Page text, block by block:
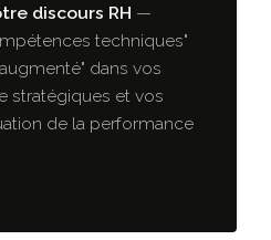
discours RH —
techniques"
dans vos
stratégiques et vos
de la performance